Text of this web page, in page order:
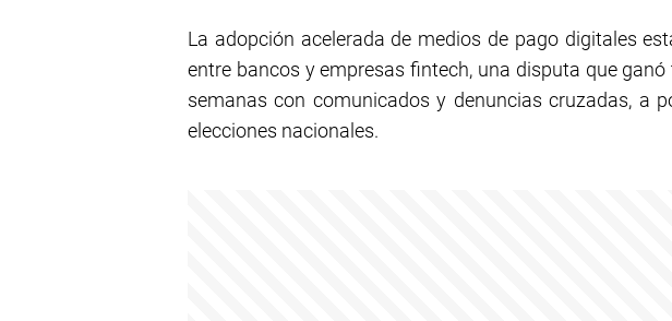
La adopción acelerada de medios de pago digitales
entre bancos y empresas fintech, una disputa que
semanas con comunicados y denuncias cruzadas, a
elecciones nacionales.